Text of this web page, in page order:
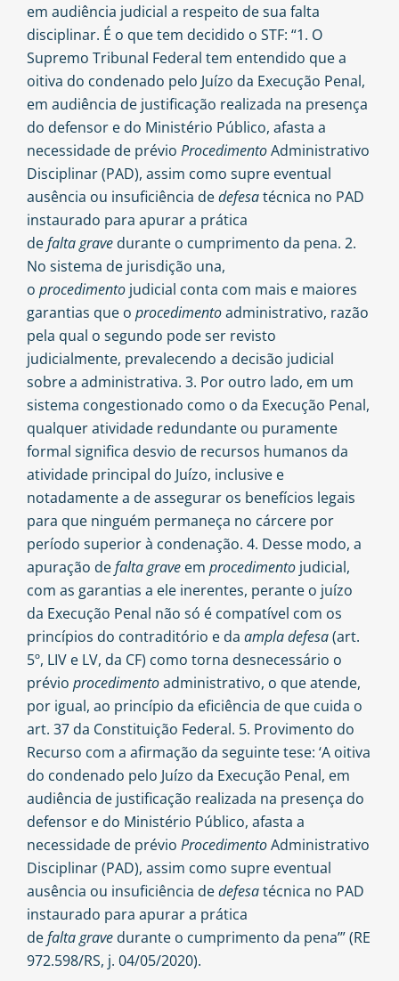
em audiência judicial a respeito de sua falta
disciplinar. É o que tem decidido o STF: “1. O
Supremo Tribunal Federal tem entendido que a
oitiva do condenado pelo Juízo da Execução Penal,
em audiência de justificação realizada na presença
do defensor e do Ministério Público, afasta a
necessidade de prévio ProcedimentoAdministrativo
Disciplinar (PAD), assim como supre eventual
ausência ou insuficiência dedefesatécnica no PAD
instaurado para apurar a prática
defaltagrave durante o cumprimento da pena. 2.
No sistema de jurisdição una,
o procedimento judicial conta com mais e maiores
garantias que o procedimentoadministrativo, razão
pela qual o segundo pode ser revisto
judicialmente, prevalecendo a decisão judicial
sobre a administrativa. 3. Por outro lado, em um
sistema congestionado como o da Execução Penal,
qualquer atividade redundante ou puramente
formal significa desvio de recursos humanos da
atividade principal do Juízo, inclusive e
notadamente a de assegurar os benefícios legais
para que ninguém permaneça no cárcere por
período superior à condenação. 4. Desse modo, a
apuração defaltagrave em procedimento judicial,
com as garantias a ele inerentes, perante o juízo
da Execução Penal não só é compatível com os
princípios do contraditório e da ampladefesa(art.
5º, LIV e LV, da CF) como torna desnecessário o
prévio procedimentoadministrativo, o que atende,
por igual, ao princípio da eficiência de que cuida o
art. 37 da Constituição Federal. 5. Provimento do
Recurso com a afirmação da seguinte tese: ‘A oitiva
do condenado pelo Juízo da Execução Penal, em
audiência de justificação realizada na presença do
defensor e do Ministério Público, afasta a
necessidade de prévio ProcedimentoAdministrativo
Disciplinar (PAD), assim como supre eventual
ausência ou insuficiência dedefesatécnica no PAD
instaurado para apurar a prática
defaltagrave durante o cumprimento da pena’” (RE
972.598/RS, j. 04/05/2020).